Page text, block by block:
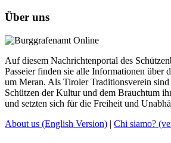
Über uns
Auf diesem Nachrichtenportal des
Passeier finden sie alle Informationen über
um Meran. Als Tiroler Traditionsverein
Schützen der Kultur und dem Brauchtum
und setzten sich für die Freiheit und
About us (English Version) | Chi siamo?